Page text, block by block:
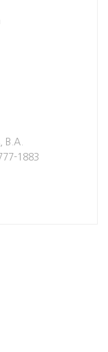
B.A.
1883